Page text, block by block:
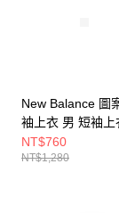
New Balance 圖
袖上衣 男 短袖上
MT51913SST-F
NT$760
NT$1,280